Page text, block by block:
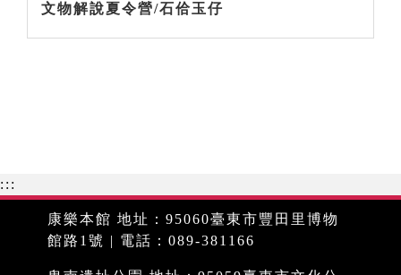
文物解說夏令營/石佮玉仔
:::
康樂本館 地址：95060臺東市豐田里博物
館路1號 | 電話：089-381166